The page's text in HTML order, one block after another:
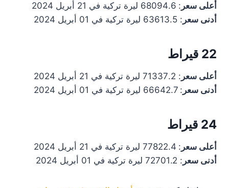
أعلى سعر : 68094.6 ليرة تركية في 21 أبريل 2024
أدنى سعر : 63613.5 ليرة تركية في 01 أبريل 2024
22 قيراط
أعلى سعر : 71337.2 ليرة تركية في 21 أبريل 2024
أدنى سعر : 66642.7 ليرة تركية في 01 أبريل 2024
24 قيراط
أعلى سعر : 77822.4 ليرة تركية في 21 أبريل 2024
أدنى سعر : 72701.2 ليرة تركية في 01 أبريل 2024